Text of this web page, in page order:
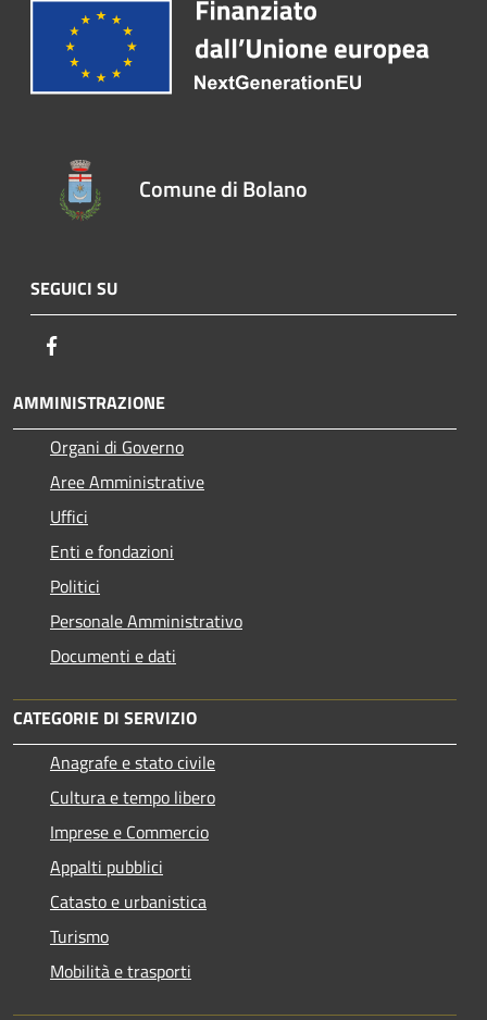
Comune di Bolano
SEGUICI SU
AMMINISTRAZIONE
Organi di Governo
Aree Amministrative
Uffici
Enti e fondazioni
Politici
Personale Amministrativo
Documenti e dati
CATEGORIE DI SERVIZIO
Anagrafe e stato civile
Cultura e tempo libero
Imprese e Commercio
Appalti pubblici
Catasto e urbanistica
Turismo
Mobilità e trasporti